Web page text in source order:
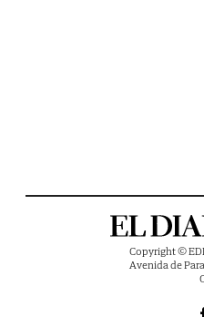
Copyright ©
Avenida de